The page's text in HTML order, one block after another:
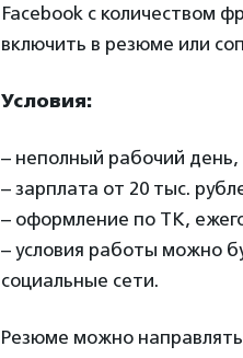
Facebook с количеством
включить в резюме или
Условия:
– неполный рабочий день,
– зарплата от 20 тыс.
– оформление по ТК,
– условия работы можно
социальные сети.
Резюме можно